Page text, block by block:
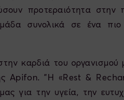
προτεραιότητα στην
συνολικά σε ένα πιο
καρδιά του
Apifon. "Η «Rest &
για την υγεία, την